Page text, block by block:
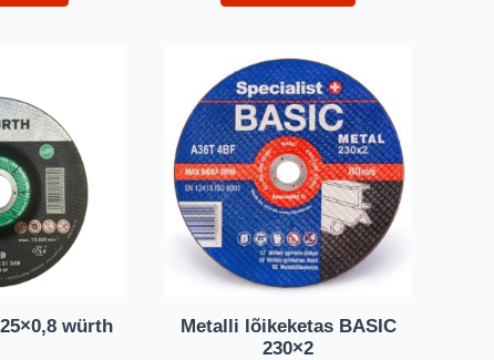
würth
Metalli lõikeketas BASIC
230×2